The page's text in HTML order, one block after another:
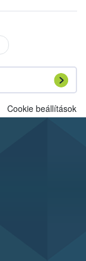
Cookie beállítások